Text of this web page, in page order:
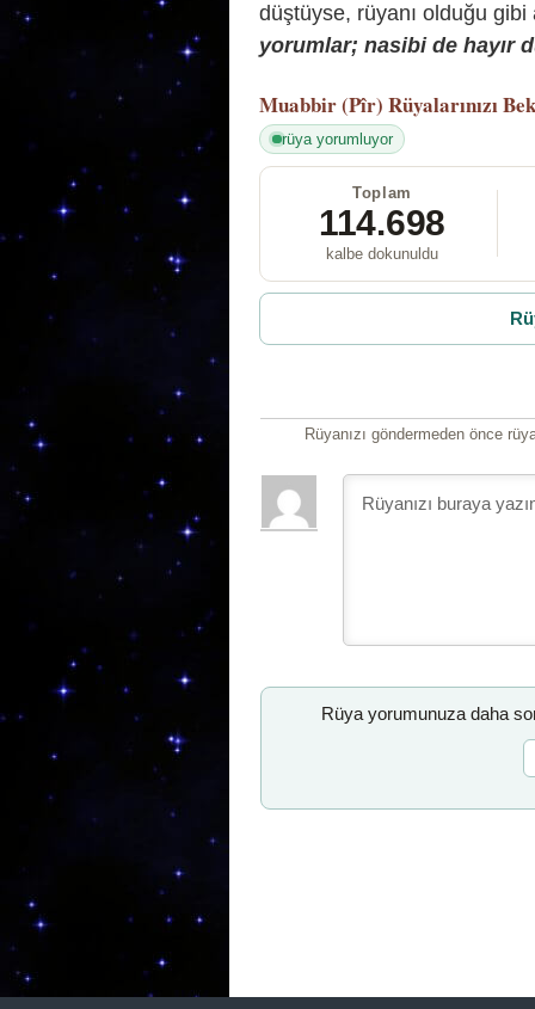
düştüyse, rüyanı olduğu gibi
yorumlar; nasibi de hayır
Muabbir (Pîr) Rüyalarınızı
rüya yorumluyor
Toplam
114.698
kalbe dokunuldu
Rüyanızı göndermeden önce
Rüya yorumunuza daha